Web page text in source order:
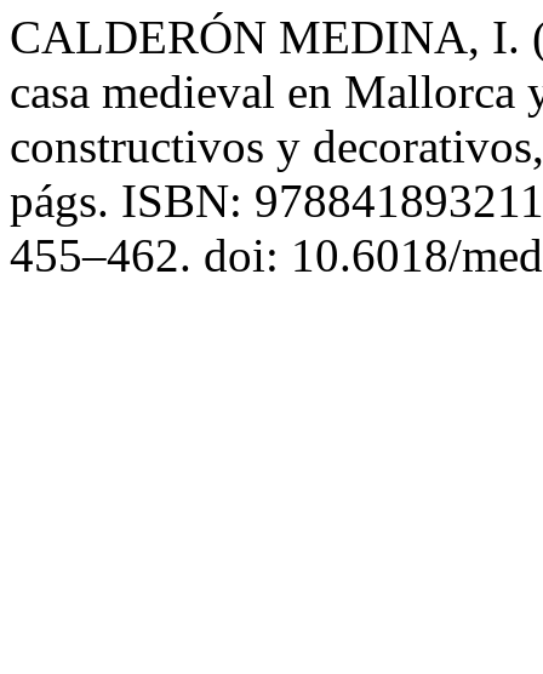
CALDERÓN MEDINA, I.
casa medieval en Mallorca
constructivos y
págs. ISBN:
455–462. doi: 10.6018/